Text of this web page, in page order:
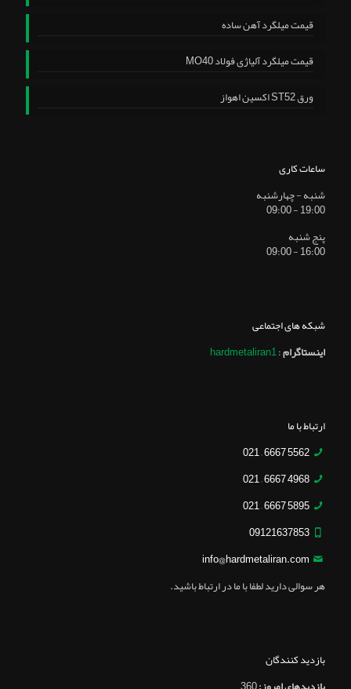
قیمت میلگرد آهن ساده
قیمت میلگرد آلیاژی فولاد MO40
ورق ST52 اکسین اهواز
ساعات کاری
شنبه - چهارشنبه
19:00 - 09:00
پنج شنبه
16:00 - 09:00
شبکه های اجتماعی
اینستاگرام:
hardmetaliran1
ارتباط با ما
5562 6667 – 021
4968 6667 – 021
5895 6667 – 021
09121637853
info@hardmetaliran.com
هر سوالی دارید لطفا با ما در ارتباط باشید.
بازدید کنندگان